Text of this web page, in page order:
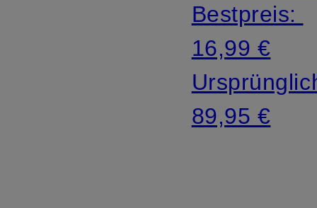
SOFTSHELLBestpreis:
16,99 €
89,95 €